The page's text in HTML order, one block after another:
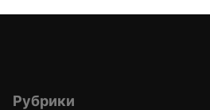
Рубрики